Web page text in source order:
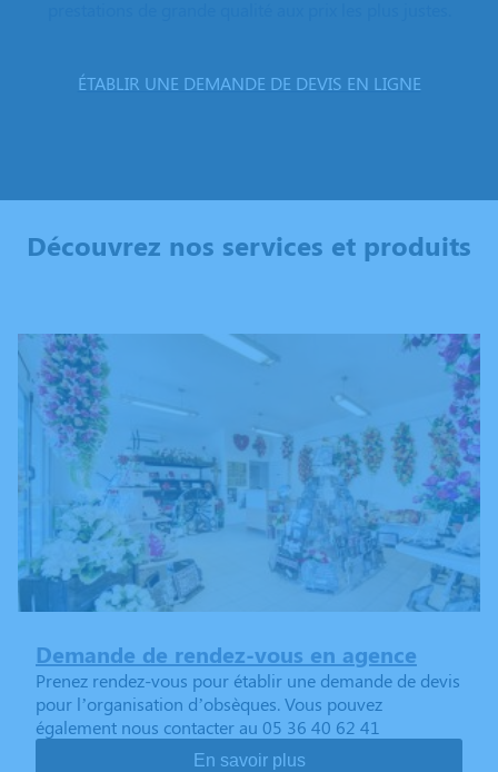
ÉTABLIR UNE DEMANDE DE DEVIS EN LIGNE
Découvrez nos services et produits
Demande de rendez-vous en agence
Prenez rendez-vous pour établir une demande de devis
pour l’organisation d’obsèques. Vous pouvez
également nous contacter au 05 36 40 62 41
En savoir plus